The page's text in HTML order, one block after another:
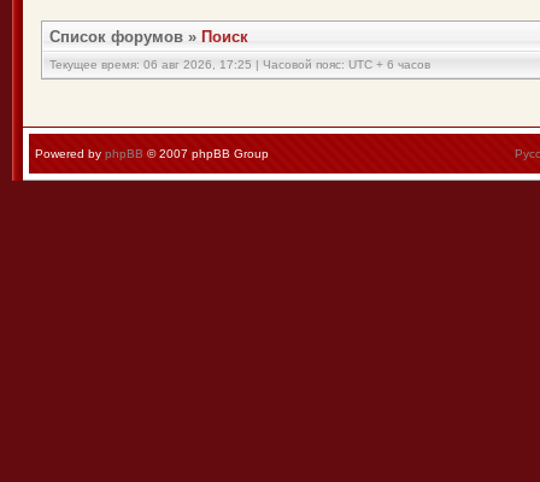
Список форумов » Поиск
Текущее время: 06 авг 2026, 17:25 | Часовой пояс: UTC + 6 часов
Powered by phpBB © 2007 phpBB Group